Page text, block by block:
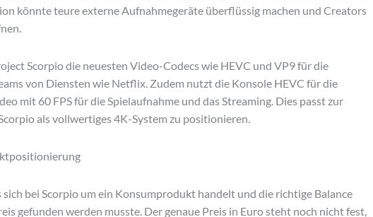
könnte teure externe Aufnahmegeräte überflüssig machen und Creators
Scorpio die neuesten Video-Codecs wie HEVC und VP9 für die
von Diensten wie Netflix. Zudem nutzt die Konsole HEVC für die
mit 60 FPS für die Spielaufnahme und das Streaming. Dies passt zur
als vollwertiges 4K-System zu positionieren.
bei Scorpio um ein Konsumprodukt handelt und die richtige Balance
gefunden werden musste. Der genaue Preis in Euro steht noch nicht fest,